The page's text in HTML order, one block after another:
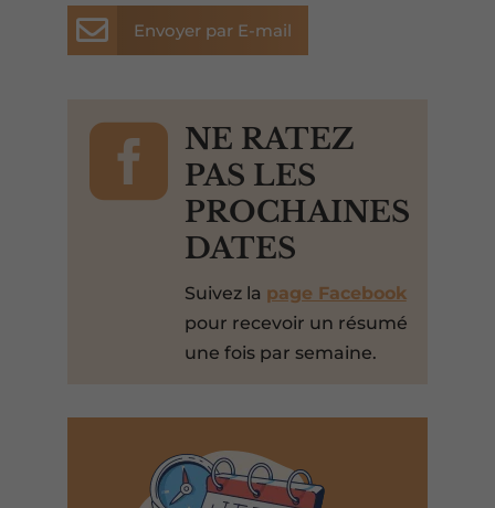
 Envoyer par E-mail

NE RATEZ
PAS LES
PROCHAINES
DATES
Suivez la page Facebook
pour recevoir un résumé
une fois par semaine.